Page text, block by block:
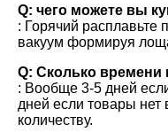
Q: чего можете вы
: Горячий расплавьте
вакуум формируя
Q: Сколько времени
: Вообще 3-5 дней
дней если товары нет
количеству.